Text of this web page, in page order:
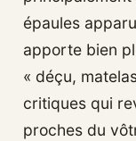
épaules
apporte bien
« déçu,
critiques qui
proches du